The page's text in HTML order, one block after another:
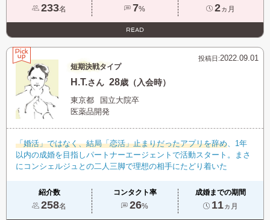
233名 7% 2ヵ月
READ
投稿日:2022.09.01
短期決戦タイプ
H.T.さん 28歳（入会時）
東京都
国立大院卒
医薬品開発
「婚活」ではなく、結局「恋活」止まりだったアプリを辞め、1年
以内の成婚を目指しパートナーエージェントで活動スタート。まさ
にコンシェルジュとの二人三脚で理想の相手にたどり着いた
紹介数
258名
コンタクト率
26%
成婚までの期間
11ヵ月